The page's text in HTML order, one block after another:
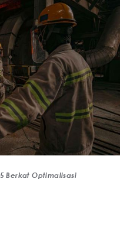
Berkat Optimalisasi